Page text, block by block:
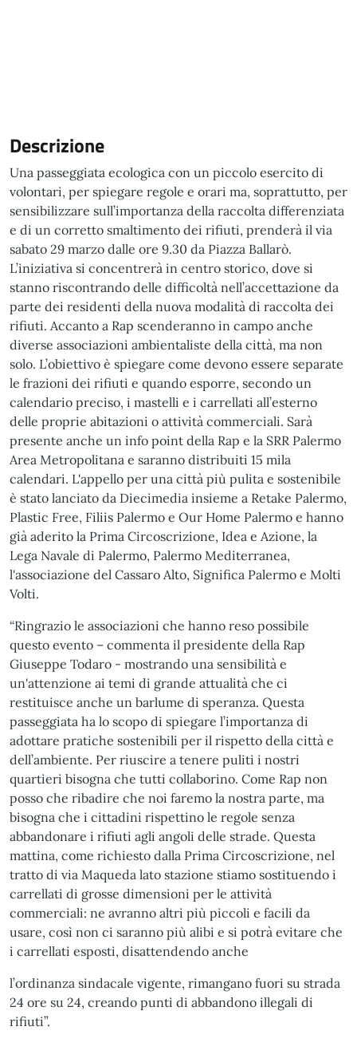
Descrizione
Una passeggiata ecologica con un piccolo esercito di
volontari, per spiegare regole e orari ma, soprattutto, per
sensibilizzare sull’importanza della raccolta differenziata
e di un corretto smaltimento dei rifiuti, prenderà il via
sabato 29 marzo dalle ore 9.30 da Piazza Ballarò.
L’iniziativa si concentrerà in centro storico, dove si
stanno riscontrando delle difficoltà nell’accettazione da
parte dei residenti della nuova modalità di raccolta dei
rifiuti. Accanto a Rap scenderanno in campo anche
diverse associazioni ambientaliste della città, ma non
solo. L’obiettivo è spiegare come devono essere separate
le frazioni dei rifiuti e quando esporre, secondo un
calendario preciso, i mastelli e i carrellati all’esterno
delle proprie abitazioni o attività commerciali. Sarà
presente anche un info point della Rap e la SRR Palermo
Area Metropolitana e saranno distribuiti 15 mila
calendari. L'appello per una città più pulita e sostenibile
è stato lanciato da Diecimedia insieme a Retake Palermo,
Plastic Free, Filiis Palermo e Our Home Palermo e hanno
già aderito la Prima Circoscrizione, Idea e Azione, la
Lega Navale di Palermo, Palermo Mediterranea,
l'associazione del Cassaro Alto, Significa Palermo e Molti
Volti.
“Ringrazio le associazioni che hanno reso possibile
questo evento – commenta il presidente della Rap
Giuseppe Todaro - mostrando una sensibilità e
un'attenzione ai temi di grande attualità che ci
restituisce anche un barlume di speranza. Questa
passeggiata ha lo scopo di spiegare l’importanza di
adottare pratiche sostenibili per il rispetto della città e
dell’ambiente. Per riuscire a tenere puliti i nostri
quartieri bisogna che tutti collaborino. Come Rap non
posso che ribadire che noi faremo la nostra parte, ma
bisogna che i cittadini rispettino le regole senza
abbandonare i rifiuti agli angoli delle strade. Questa
mattina, come richiesto dalla Prima Circoscrizione, nel
tratto di via Maqueda lato stazione stiamo sostituendo i
carrellati di grosse dimensioni per le attività
commerciali: ne avranno altri più piccoli e facili da
usare, così non ci saranno più alibi e si potrà evitare che
i carrellati esposti, disattendendo anche
l’ordinanza sindacale vigente, rimangano fuori su strada
24 ore su 24, creando punti di abbandono illegali di
rifiuti”.